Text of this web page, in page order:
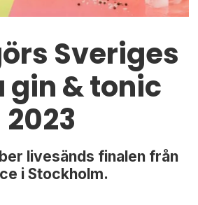
Sveriges
gin & tonic
2023
livesänds finalen från
i Stockholm.